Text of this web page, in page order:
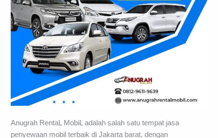
Anugrah RentaL MobiL adalah salah satu tempat jasa
penyewaan mobil terbaik di Jakarta barat, dengan